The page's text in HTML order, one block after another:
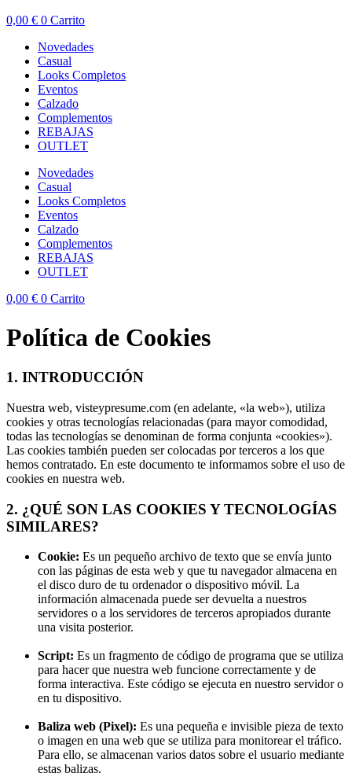
0,00 € 0 Carrito
Novedades
Casual
Looks Completos
Eventos
Calzado
Complementos
REBAJAS
OUTLET
Novedades
Casual
Looks Completos
Eventos
Calzado
Complementos
REBAJAS
OUTLET
0,00 € 0 Carrito
Política de Cookies
1. INTRODUCCIÓN
Nuestra web, visteypresume.com (en adelante, «la web»), utiliza
cookies y otras tecnologías relacionadas (para mayor comodidad,
todas las tecnologías se denominan de forma conjunta «cookies»).
Las cookies también pueden ser colocadas por terceros a los que
hemos contratado. En este documento te informamos sobre el uso de
cookies en nuestra web.
2. ¿QUÉ SON LAS COOKIES Y TECNOLOGÍAS
SIMILARES?
Cookie: Es un pequeño archivo de texto que se envía junto
con las páginas de esta web y que tu navegador almacena en
el disco duro de tu ordenador o dispositivo móvil. La
información almacenada puede ser devuelta a nuestros
servidores o a los servidores de terceros apropiados durante
una visita posterior.
Script: Es un fragmento de código de programa que se utiliza
para hacer que nuestra web funcione correctamente y de
forma interactiva. Este código se ejecuta en nuestro servidor o
en tu dispositivo.
Baliza web (Pixel): Es una pequeña e invisible pieza de texto
o imagen en una web que se utiliza para monitorear el tráfico.
Para ello, se almacenan varios datos sobre el usuario mediante
estas balizas.